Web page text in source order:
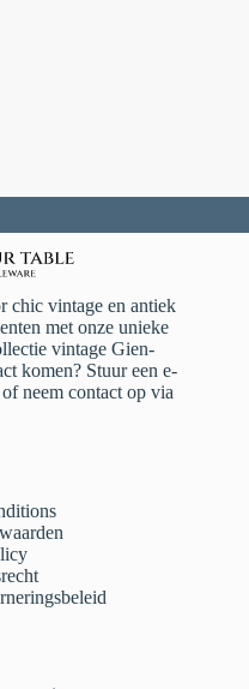
chic vintage en antiek
met onze unieke
vintage Gien-
komen? Stuur een e-
neem contact op via